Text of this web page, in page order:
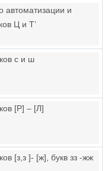
автоматизации и
Ц и Тʼ
с и ш
[Р] – [Л]
[з,з ]- [ж], букв зз -жж